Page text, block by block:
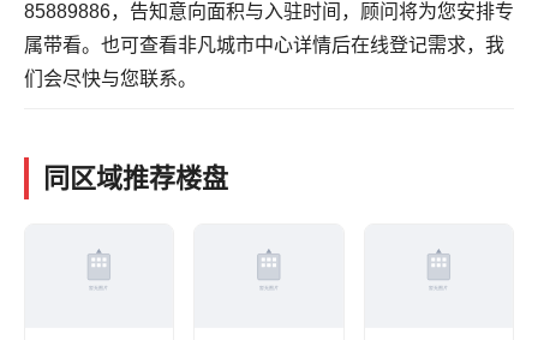
85889886，告知意向面积与入驻时间，顾问将为您安排专
属带看。也可查看非凡城市中心详情后在线登记需求，我
们会尽快与您联系。
同区域推荐楼盘